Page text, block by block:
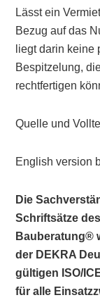
Lässt ein
Bezug auf das
liegt darin
Bespitzelung,
rechtfertigen
Quelle und
English version
Die
Schriftsätze
Bauberatung®
der DEKRA
gültigen ISO/
für alle